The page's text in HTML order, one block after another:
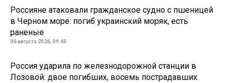
Россияне атаковали гражданское судно с пшеницей
в Черном море: погиб украинский моряк, есть
раненые
06 августа 2026, 09:40
Россия ударила по железнодорожной станции в
Лозовой: двое погибших, восемь пострадавших